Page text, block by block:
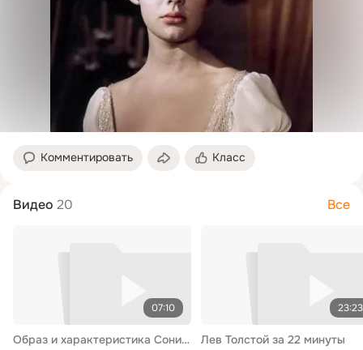
Комментировать Класс
Видео 20 Все
07:10
Образ и характеристика Сони Ростовой в романе "Война и мир"
23:23
Лев Толстой за 22 минуты